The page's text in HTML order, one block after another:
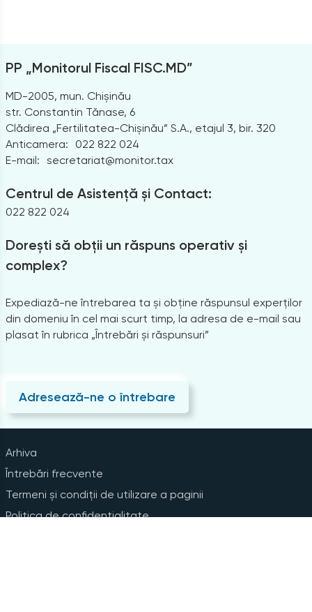
PP „Monitorul Fiscal FISC.MD”
MD-2005, mun. Chișinău
str. Constantin Tănase, 6
Clădirea „Fertilitatea-Chișinău” S.A., etajul 3, bir. 320
Anticamera:
022 822 024
E-mail: secretariat@monitor.tax
Centrul de Asistență și Contact:
022 822 024
Dorești să obții un răspuns operativ și
complex?
Expediază-ne întrebarea ta și obține răspunsul experților
din domeniu în cel mai scurt timp, la adresa de e-mail sau
plasat în rubrica „Întrebări și răspunsuri”
Adresează-ne o întrebare
Arhiva
Întrebări frecvente
Termeni și condiții de utilizare a paginii
Politica de confidențialitate